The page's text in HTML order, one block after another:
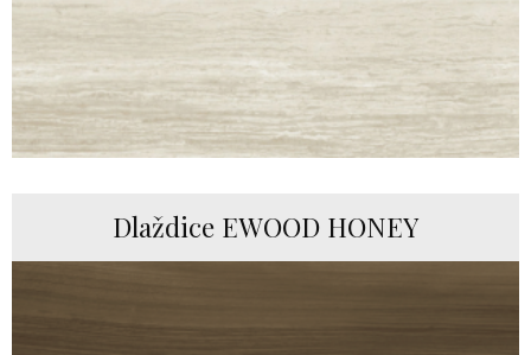
Dlaždice EWOOD HONEY